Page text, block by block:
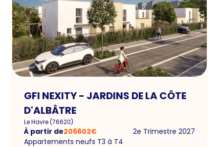
GFI NEXITY - JARDINS DE LA CÔTE
D'ALBÂTRE
Le Havre(76620)
À partir de206602€
2e Trimestre 2027
Appartements neufs T3 à T4